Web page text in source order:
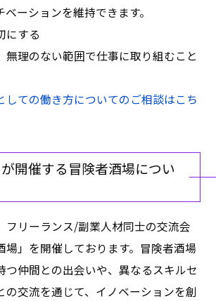
ーションを維持できます。
にする
無理のない範囲で仕事に取り組むこと
ての働き方についてのご相談はこち
が開催する冒険者酒場につい
フリーランス/副業人材同士の交流会
場」を開催しております。冒険者酒場
つ仲間との出会いや、異なるスキルセ
の交流を通じて、イノベーションを創